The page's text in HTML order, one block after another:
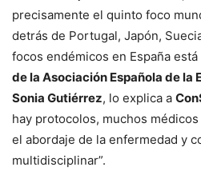
precisamente el quinto foco
detrás de Portugal, Japón,
focos endémicos en España está
de la Asociación Española de la
Sonia Gutiérrez, lo explica a
hay protocolos, muchos
el abordaje de la enfermedad y
multidisciplinar”.